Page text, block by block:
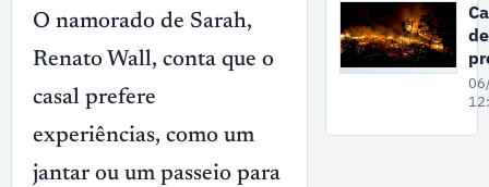
O namorado de Sarah,
Renato Wall, conta que o
casal prefere
experiências, como um
jantar ou um passeio para
de
a